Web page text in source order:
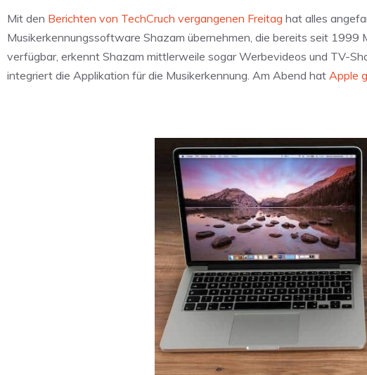
Mit den Berichten von TechCruch vergangenen Freitag hat alles
Musikerkennungssoftware Shazam übernehmen, die bereits seit
verfügbar, erkennt Shazam mittlerweile sogar Werbevideos und TV-
integriert die Applikation für die Musikerkennung. Am Abend hat Apple